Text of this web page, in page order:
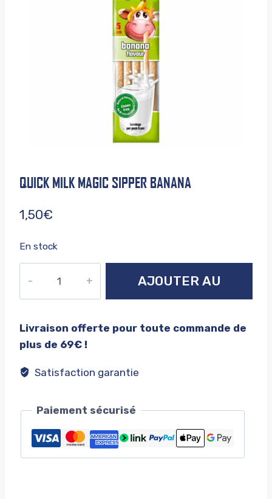
QUICK MILK MAGIC SIPPER BANANA
1,50€
En stock
sipper
banana
AJOUTER AU
Livraison offerte pour toute commande de
plus de 69€ !
Satisfaction garantie
Paiement sécurisé